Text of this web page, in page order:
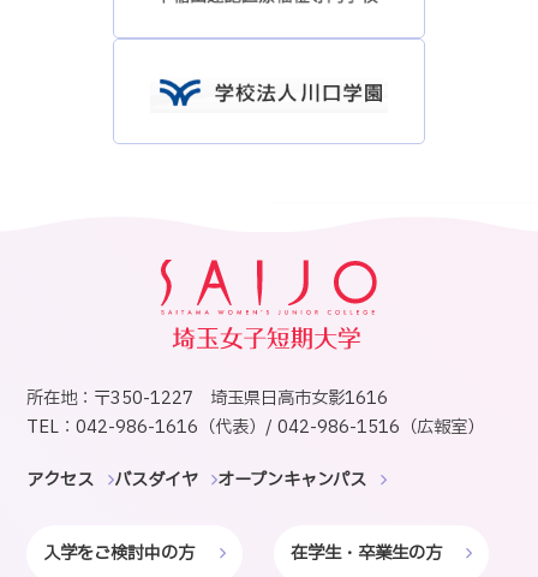
所在地：〒350-1227 埼玉県日高市女影1616
TEL：042-986-1616（代表）/ 042-986-1516（広報室）
アクセス バスダイヤ オープンキャンパス
入学をご検討中の方 在学生・卒業生の方